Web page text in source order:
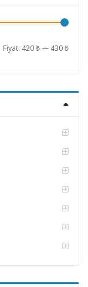
En
En
Fiyat: 420 ₺— 430 ₺